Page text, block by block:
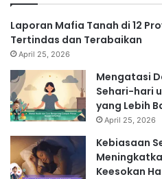
Laporan Mafia Tanah di 12
Tertindas dan Terabaikan
April 25, 2026
Mengatasi
Sehari-hari
yang Lebih
April 25, 2026
Kebiasaan
Keesokan